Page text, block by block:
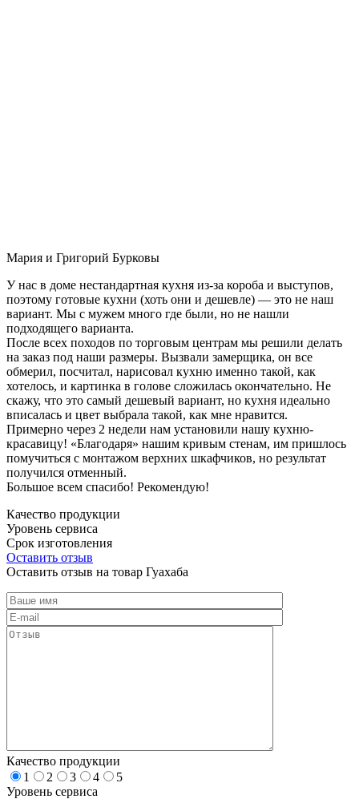
Мария и Григорий Бурковы
У нас в доме нестандартная кухня из-за короба и выступов,
поэтому готовые кухни (хоть они и дешевле) — это не наш
вариант. Мы с мужем много где были, но не нашли
подходящего варианта.
После всех походов по торговым центрам мы решили делать
на заказ под наши размеры. Вызвали замерщика, он все
обмерил, посчитал, нарисовал кухню именно такой, как
хотелось, и картинка в голове сложилась окончательно. Не
скажу, что это самый дешевый вариант, но кухня идеально
вписалась и цвет выбрала такой, как мне нравится.
Примерно через 2 недели нам установили нашу кухню-
красавицу! «Благодаря» нашим кривым стенам, им пришлось
помучиться с монтажом верхних шкафчиков, но результат
получился отменный.
Большое всем спасибо! Рекомендую!
Качество продукции
Уровень сервиса
Срок изготовления
Оставить отзыв
Оставить отзыв на товар Гуахаба
Качество продукции
1
2 3 4
5
Уровень сервиса